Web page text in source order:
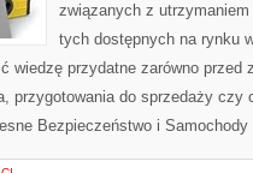
związanych z utrzymaniem
tych dostępnych na rynku
wiedzę przydatne zarówno przed
przygotowania do sprzedaży czy
Bezpieczeństwo i